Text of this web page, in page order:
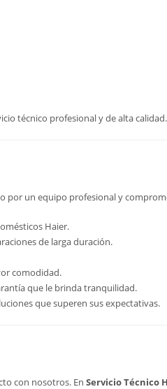
técnico profesional y de alta calidad.
por un equipo profesional y
Haier.
de larga duración.
comodidad.
que le brinda tranquilidad.
que superen sus expectativas.
con nosotros. En Servicio Técnico